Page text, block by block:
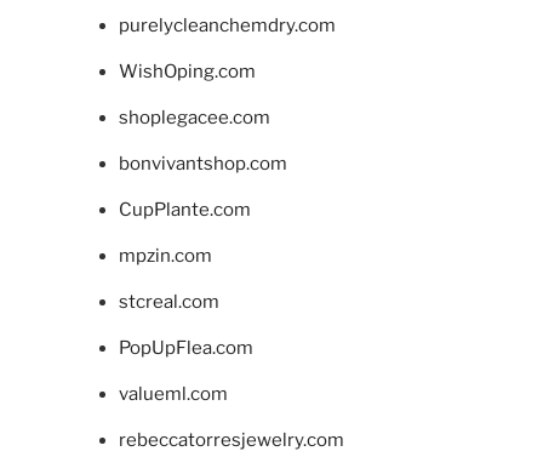
purelycleanchemdry.com
WishOping.com
shoplegacee.com
bonvivantshop.com
CupPlante.com
mpzin.com
stcreal.com
PopUpFlea.com
valueml.com
rebeccatorresjewelry.com